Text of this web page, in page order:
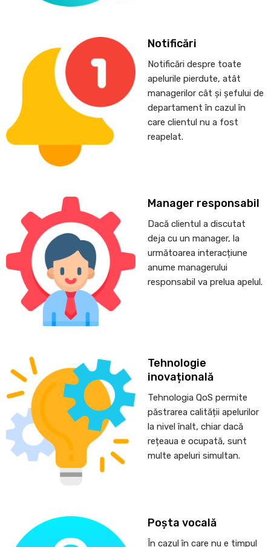
Notificări
Notificări despre toate
apelurile pierdute, atât
managerilor cât și șefului de
departament în cazul în
care clientul nu a fost
reapelat.
Manager responsabil
Dacă clientul a discutat
deja cu un manager, la
următoarea interacțiune
anume managerului
responsabil va prelua apelul.
Tehnologie
inovațională
Tehnologia QoS permite
păstrarea calității apelurilor
la nivel înalt, chiar dacă
rețeaua e ocupată, sunt
multe apeluri simultan.
Poșta vocală
În cazul în care nu e timpul